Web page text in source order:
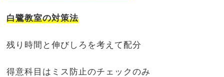
白鷺教室の対策法
残り時間と伸びしろを考えて配分
得意科目はミス防止のチェックのみ